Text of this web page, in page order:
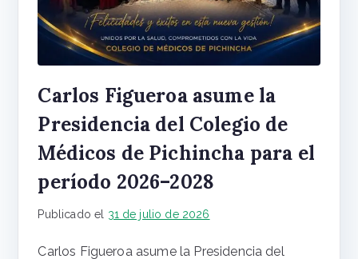
Carlos Figueroa asume la
Presidencia del Colegio de
Médicos de Pichincha para el
período 2026–2028
Publicado el 31 de julio de 2026
Carlos Figueroa asume la Presidencia del